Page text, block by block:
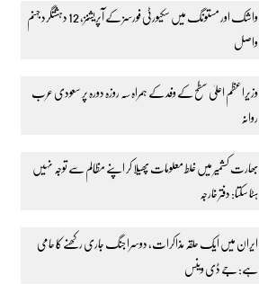
واشک اور مستونگ میں سکیورٹی فورسز کے آپریشنز، 12 دہشتگرد جہنم
واصل
وزیراعظم اعلیٰ سطح کے وفد کے ہمراہ سہ روزہ دورہ پر سعودی عرب
روانہ
بھارت کشمیر میں غلط معلومات پھیلا کر اپنے مظالم سے توجہ نہیں
ہٹا سکتا: دفتر خارجہ
ایران میں ایک حلقہ مذاکرات، دوسرا جنگ جاری رکھنے کا حامی
ہے: جے ڈی وینس